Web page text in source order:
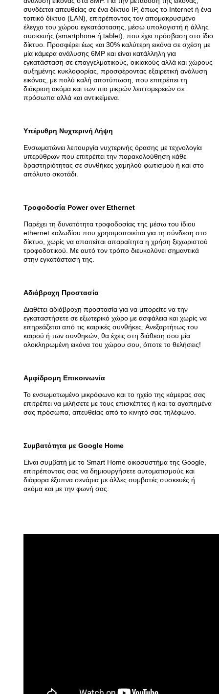
συνδέεται απευθείας σε ένα δίκτυο IP, όπως το Internet ή ένα
τοπικό δίκτυο (LAN), επιτρέποντας τον απομακρυσμένο
έλεγχο του χώρου εγκατάστασης, μέσω υπολογιστή ή άλλης
συσκευής (smartphone ή tablet), που έχει πρόσβαση στο ίδιο
δίκτυο. Προσφέρει έως και 30% καλύτερη εικόνα σε σχέση με
μία κάμερα ανάλυσης 6MP και είναι κατάλληλη για
εγκατάσταση σε επαγγελματικούς, οικιακούς αλλά και χώρους
αυξημένης κυκλοφορίας, προσφέροντας εξαιρετική ανάλυση
εικόνας, με πολύ καλή αποτύπωση, που επιτρέπει τη
διάκριση ακόμα και των πιο μικρών λεπτομερειών σε
πρόσωπα αλλά και αντικείμενα.
Υπέρυθρη Νυχτερινή Λήψη
Ενσωματώνει λειτουργία νυχτερινής όρασης με τεχνολογία
υπερύθρων που επιτρέπει την παρακολούθηση κάθε
δραστηριότητας σε συνθήκες χαμηλού φωτισμού ή και στο
απόλυτο σκοτάδι.
Τροφοδοσία Power over Ethernet
Παρέχει τη δυνατότητα τροφοδοσίας της μέσω του ίδιου
ethernet καλωδίου που χρησιμοποιείται για τη σύνδεση στο
δίκτυο, χωρίς να απαιτείται απαραίτητα η χρήση ξεχωριστού
τροφοδοτικού. Με αυτό τον τρόπο διευκολύνει σημαντικά
στην εγκατάσταση της.
Αδιάβροχη Προστασία
Διαθέτει αδιάβροχη προστασία για να μπορείτε να την
εγκαταστήσετε σε εξωτερικό χώρο με ασφάλεια και χωρίς να
επηρεάζεται από τις καιρικές συνθήκες. Ανεξαρτήτως του
καιρού ή των συνθηκών, θα έχεις στη διάθεση σου μία
ολοκληρωμένη εικόνα του χώρου σου, όποτε το θελήσεις!
Αμφίδρομη Επικοινωνία
Το ενσωματωμένο μικρόφωνο και το ηχείο της κάμερας σας
επιτρέπει να μιλήσετε με τους επισκέπτες ή και τα αγαπημένα
σας πρόσωπα, απευθείας από το κινητό σας τηλέφωνο.
Συμβατότητα με Google Home
Είναι συμβατή με το Smart Home οικοσυστήμα της Google,
επιτρέποντας σας να δημιουργήσετε αυτοματισμούς και
διάφορα έξυπνα σενάρια με άλλες συμβατές συσκευές ή
ακόμα και με την φωνή σας.